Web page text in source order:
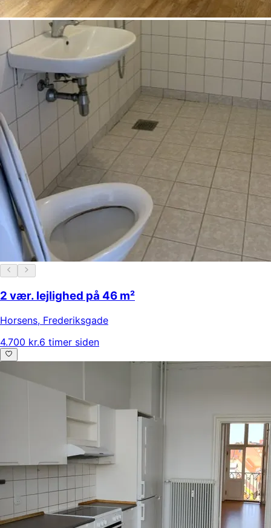
2 vær. lejlighed på 46 m²
Horsens, Frederiksgade
4.700 kr.6 timer siden